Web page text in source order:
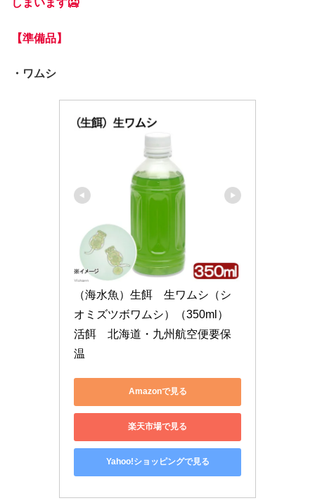
しまいます🥶
【準備品】
・ワムシ
（海水魚）生餌　生ワムシ（シ
オミズツボワムシ）（350ml）
活餌　北海道・九州航空便要保
温
Amazonで見る
楽天市場で見る
Yahoo!ショッピングで見る